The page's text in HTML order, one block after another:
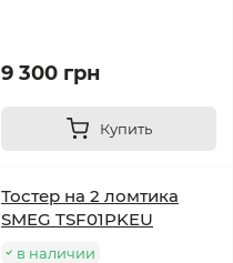
9 300 грн
Купить
Тостер на 2 ломтика
SMEG TSF01PKEU
в наличии